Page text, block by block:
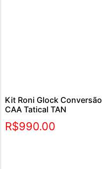
Kit Roni Glock Conversão
CAA Tatical TAN
R$990.00